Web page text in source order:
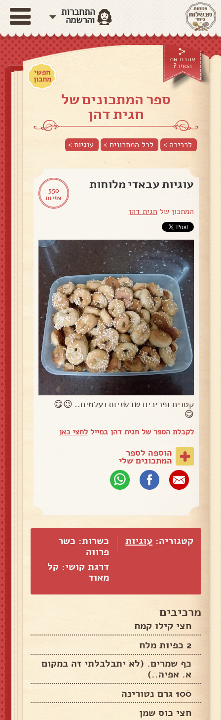
התחברות
והרשמה
אהבת את
הספר?
חפשי
מתכון
ספר המתכונים של
חגית דהן
לכריכה > לכל המתכונים > עוגיות>
550
צפיות
עוגיות עבאדי מלוחות
המתכון של חגית דהן
קטנים ופריכים שבשניות נעלמים.. 😉😋
😋
לקבלת הספר של חגית דהן במייללחצי כאן
הוספה לספר
המתכונים שלי
קטגוריה: עוגיות
כשרות: כשר
פרווה
דרגת קושי: קל
מאוד
מרכיבים
חצי קילו קמח
2 כפיות מלח
כף שמרים. (לא יתבלבלתי זה במקום
א. אפיה..)
100 גרם נטורינה
חצי כוס שמן